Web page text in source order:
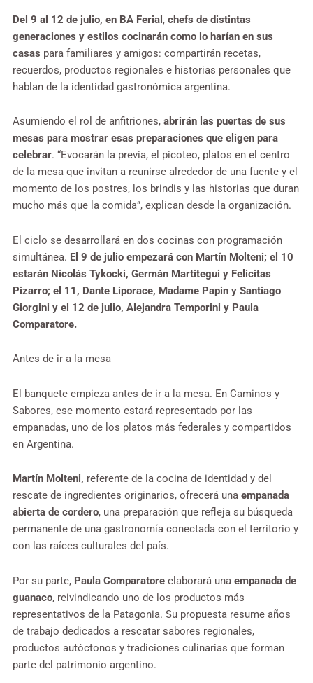
Del 9 al 12 de julio, en BA Ferial , chefs de distintas
generaciones y estilos cocinarán como lo harían en sus
casas para familiares y amigos: compartirán recetas,
recuerdos, productos regionales e historias personales que
hablan de la identidad gastronómica argentina.
Asumiendo el rol de anfitriones, abrirán las puertas de sus
mesas para mostrar esas preparaciones que eligen para
celebrar. “Evocarán la previa, el picoteo, platos en el centro
de la mesa que invitan a reunirse alrededor de una fuente y el
momento de los postres, los brindis y las historias que duran
mucho más que la comida”, explican desde la organización.
El ciclo se desarrollará en dos cocinas con programación
simultánea. El 9 de julio empezará con Martín Molteni; el 10
estarán Nicolás Tykocki, Germán Martitegui y Felicitas
Pizarro; el 11, Dante Liporace, Madame Papin y Santiago
Giorgini y el 12 de julio, Alejandra Temporini y Paula
Comparatore.
Antes de ir a la mesa
El banquete empieza antes de ir a la mesa. En Caminos y
Sabores, ese momento estará representado por las
empanadas, uno de los platos más federales y compartidos
en Argentina.
Martín Molteni, referente de la cocina de identidad y del
rescate de ingredientes originarios, ofrecerá una empanada
abierta de cordero, una preparación que refleja su búsqueda
permanente de una gastronomía conectada con el territorio y
con las raíces culturales del país.
Por su parte, Paula Comparatore elaborará una empanada de
guanaco, reivindicando uno de los productos más
representativos de la Patagonia. Su propuesta resume años
de trabajo dedicados a rescatar sabores regionales,
productos autóctonos y tradiciones culinarias que forman
parte del patrimonio argentino.